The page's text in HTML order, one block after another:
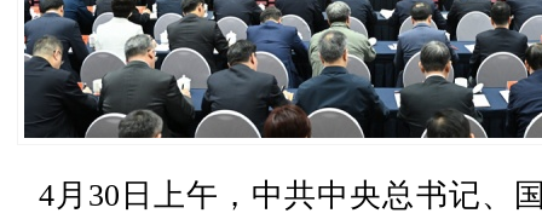
4月30日上午，中共中央总书记、